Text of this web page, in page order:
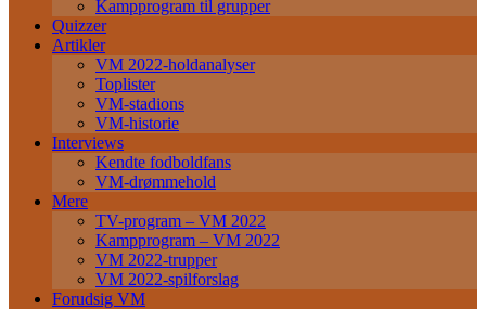
Kampprogram til grupper
Quizzer
Artikler
VM 2022-holdanalyser
Toplister
VM-stadions
VM-historie
Interviews
Kendte fodboldfans
VM-drømmehold
Mere
TV-program – VM 2022
Kampprogram – VM 2022
VM 2022-trupper
VM 2022-spilforslag
Forudsig VM